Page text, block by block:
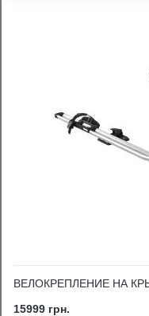
ВЕЛОКРЕПЛЕНИЕ НА
15999 грн.